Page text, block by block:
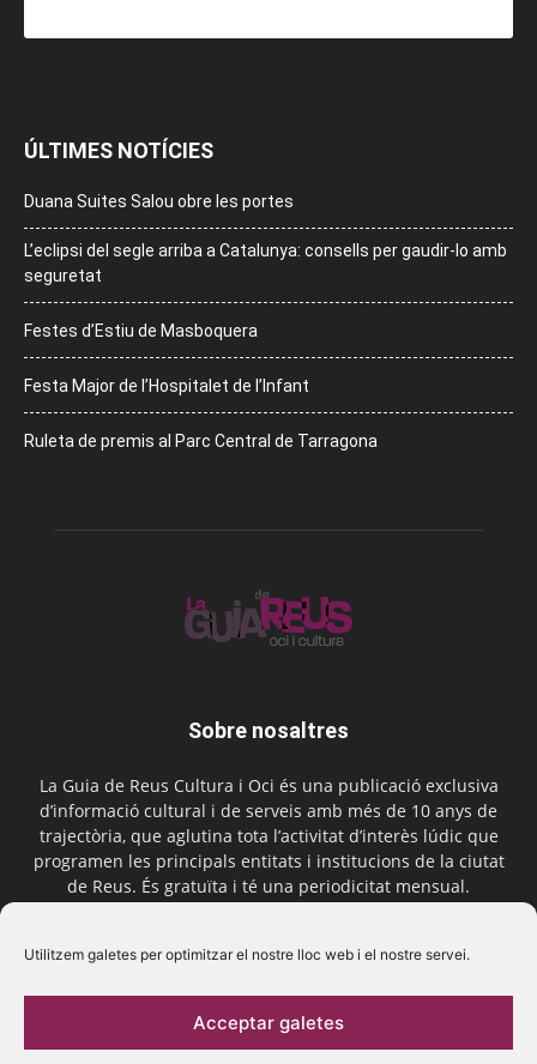
Utilitzem galetes per optimitzar el nostre lloc web i el nostre servei.
Acceptar galetes
ÚLTIMES NOTÍCIES
Duana Suites Salou obre les portes
L’eclipsi del segle arriba a Catalunya: consells per gaudir-lo amb
seguretat
Festes d’Estiu de Masboquera
Festa Major de l’Hospitalet de l’Infant
Ruleta de premis al Parc Central de Tarragona
Sobre nosaltres
La Guia de Reus Cultura i Oci és una publicació exclusiva
d’informació cultural i de serveis amb més de 10 anys de
trajectòria, que aglutina tota l’activitat d’interès lúdic que
programen les principals entitats i institucions de la ciutat
de Reus. És gratuïta i té una periodicitat mensual.
Segueix-nos